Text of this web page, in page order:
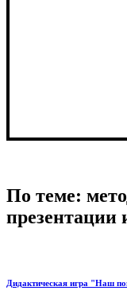
По теме:
презентации
Дидактическая игра "Наш